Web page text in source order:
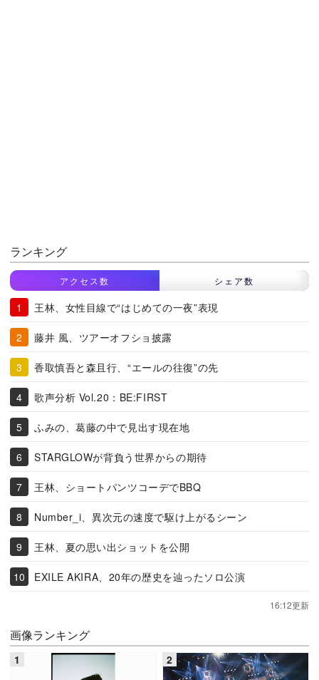
ランキング
アクセス数 シェア数
王林、女性目線で“はじめての一夜”表現
藤井 風、ツアーオフショ披露
香取慎吾と森且行、“エールの往復”の先
歌声分析 Vol.20：BE:FIRST
ふみの、葛藤の中で見出す現在地
STARGLOWが背負う世界からの期待
王林、ショートパンツコーデでBBQ
Number_i、異次元の速度で駆け上がるシーン
王林、夏の思い出ショットを公開
EXILE AKIRA、20年の歴史を辿ったソロ公演
16:12更新
画像ランキング